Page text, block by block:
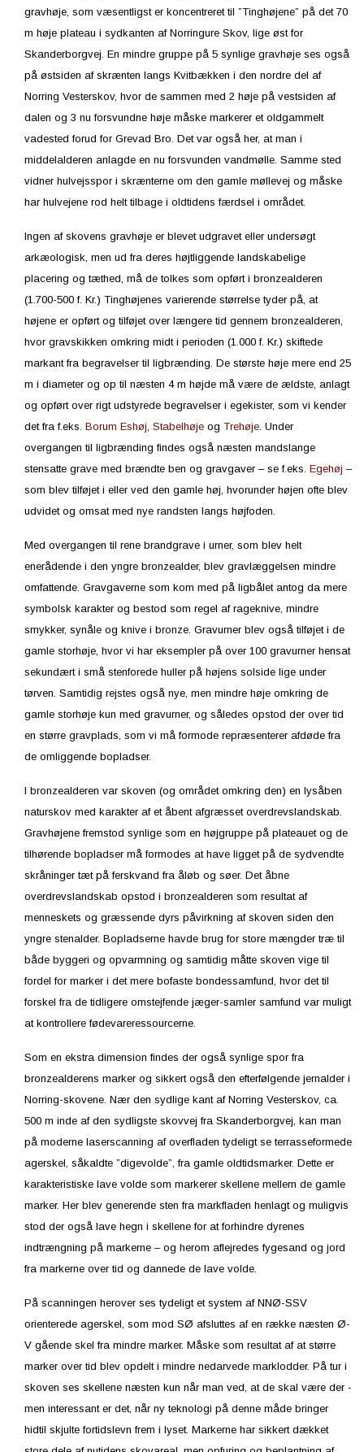
gravhøje, som væsentligst er koncentreret til ”Tinghøjene” på det 70
m høje plateau i sydkanten af Norringure Skov, lige øst for
Skanderborgvej. En mindre gruppe på 5 synlige gravhøje ses også
på østsiden af skrænten langs Kvitbækken i den nordre del af
Norring Vesterskov, hvor de sammen med 2 høje på vestsiden af
dalen og 3 nu forsvundne høje måske markerer et oldgammelt
vadested forud for Grevad Bro. Det var også her, at man i
middelalderen anlagde en nu forsvunden vandmølle. Samme sted
vidner hulvejsspor i skrænterne om den gamle møllevej og måske
har hulvejene rod helt tilbage i oldtidens færdsel i området.
Ingen af skovens gravhøje er blevet udgravet eller undersøgt
arkæologisk, men ud fra deres højtliggende landskabelige
placering og tæthed, må de tolkes som opført i bronzealderen
(1.700-500 f. Kr.) Tinghøjenes varierende størrelse tyder på, at
højene er opført og tilføjet over længere tid gennem bronzealderen,
hvor gravskikken omkring midt i perioden (1.000 f. Kr.) skiftede
markant fra begravelser til ligbrænding. De største høje mere end 25
m i diameter og op til næsten 4 m højde må være de ældste, anlagt
og opført over rigt udstyrede begravelser i egekister, som vi kender
det fra f.eks. Borum Eshøj Stabelhøje og Trehøje . Under
overgangen til ligbrænding findes også næsten mandslange
stensatte grave med brændte ben og gravgaver – se f.eks. Egehøj –
som blev tilføjet i eller ved den gamle høj, hvorunder højen ofte blev
udvidet og omsat med nye randsten langs højfoden.
Med overgangen til rene brandgrave i urner, som blev helt
enerådende i den yngre bronzealder, blev gravlæggelsen mindre
omfattende. Gravgaverne som kom med på ligbålet antog da mere
symbolsk karakter og bestod som regel af rageknive, mindre
smykker, synåle og knive i bronze. Gravurner blev også tilføjet i de
gamle storhøje, hvor vi har eksempler på over 100 gravurner hensat
sekundært i små stenforede huller på højens solside lige under
tørven. Samtidig rejstes også nye, men mindre høje omkring de
gamle storhøje kun med gravurner, og således opstod der over tid
en større gravplads, som vi må formode repræsenterer afdøde fra
de omliggende bopladser.
I bronzealderen var skoven (og området omkring den) en lysåben
naturskov med karakter af et åbent afgræsset overdrevslandskab.
Gravhøjene fremstod synlige som en højgruppe på plateauet og de
tilhørende bopladser må formodes at have ligget på de sydvendte
skråninger tæt på ferskvand fra åløb og søer. Det åbne
overdrevslandskab opstod i bronzealderen som resultat af
menneskets og græssende dyrs påvirkning af skoven siden den
yngre stenalder. Bopladserne havde brug for store mængder træ til
både byggeri og opvarmning og samtidig måtte skoven vige til
fordel for marker i det mere bofaste bondessamfund, hvor det til
forskel fra de tidligere omstejfende jæger-samler samfund var muligt
at kontrollere fødevareressourcerne.
Som en ekstra dimension findes der også synlige spor fra
bronzealderens marker og sikkert også den efterfølgende jernalder i
Norring-skovene. Nær den sydlige kant af Norring Vesterskov, ca.
500 m inde af den sydligste skovvej fra Skanderborgvej, kan man
på moderne laserscanning af overfladen tydeligt se terrasseformede
agerskel, såkaldte ”digevolde”, fra gamle oldtidsmarker. Dette er
karakteristiske lave volde som markerer skellene mellem de gamle
marker. Her blev generende sten fra markfladen henlagt og muligvis
stod der også lave hegn i skellene for at forhindre dyrenes
indtrængning på markerne – og herom aflejredes fygesand og jord
fra markerne over tid og dannede de lave volde.
På scanningen herover ses tydeligt et system af NNØ-SSV
orienterede agerskel, som mod SØ afsluttes af en række næsten Ø-
V gående skel fra mindre marker. Måske som resultat af at større
marker over tid blev opdelt i mindre nedarvede marklodder. På tur i
skoven ses skellene næsten kun når man ved, at de skal være der -
men interessant er det, når ny teknologi på denne måde bringer
hidtil skjulte fortidslevn frem i lyset. Markerne har sikkert dækket